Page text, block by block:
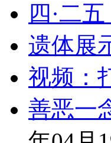
四·二
遗体展
视频：
善恶一